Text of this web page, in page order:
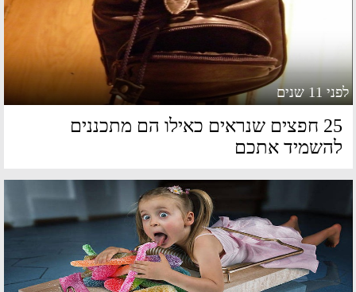
שנים
25 חפצים שנראים כאילו הם מתכננים
אתכם